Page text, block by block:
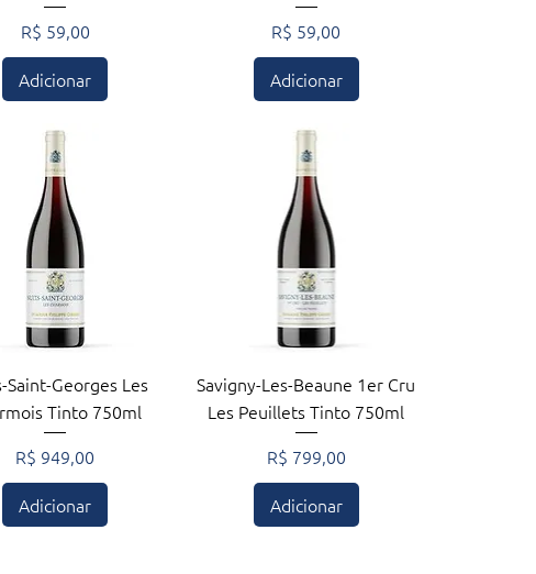
Preço
R$ 59,00
Adicionar
Preço
R$ 59,00
Adicionar
rápida
Saint-Georges Les
Tinto 750ml
Preço
R$ 949,00
Adicionar
Visualização rápida
Savigny-Les-Beaune 1er Cru
Les Peuillets Tinto 750ml
Preço
R$ 799,00
Adicionar